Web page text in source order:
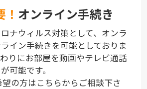
オンライン手続き
ナウィルス対策として、オンラ
イン手続きを可能としておりま
りにお部屋を動画やテレビ通話
可能です。
の方はこちらからご相談下さ